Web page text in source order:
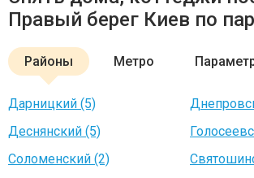
Правый берег Киев по
Районы Метро
Дарницкий (5)
Деснянский (5)
Соломенский (2)